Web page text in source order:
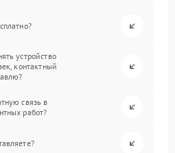
устройство
контактный
связь в
работ?